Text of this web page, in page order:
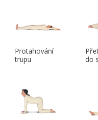
Protahování
trupu
do